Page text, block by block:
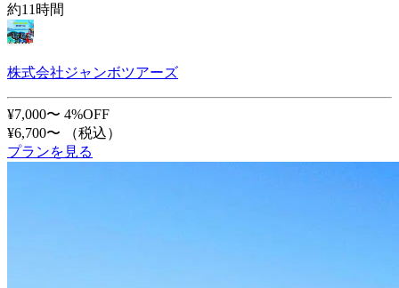
約11時間
株式会社ジャンボツアーズ
¥7,000〜 4%OFF
¥6,700〜
（税込）
プランを見る